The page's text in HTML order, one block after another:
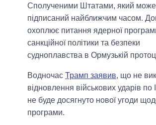
Сполученими Штатами, який може
підписаний найближчим часом.
охоплює питання ядерної
санкційної політики та безпеки
судноплавства в Ормузькій
Водночас Трамп заявив, що не
відновлення військових ударів по
не буде досягнуто нової угоди
програми.